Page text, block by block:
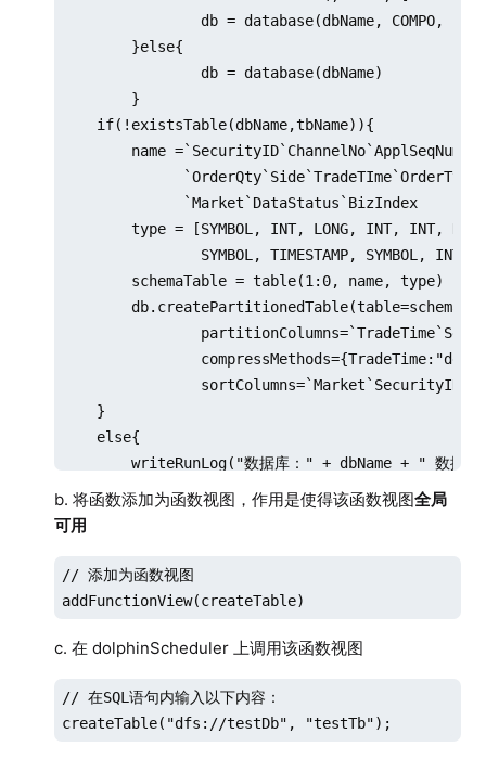
    if(!existsTable(dbName,tbName)){
name
              `Market`DataStatus`BizIndex
type = [SYMBOL, INT, LONG, INT, INT,
SYMBOL, TIMESTAMP, SYMBOL, INT,
        schemaTable = table(1:0, name, type)
    }
    else{
writeRunLog("数据库：" + dbName + " 数据
    }
}
b. 将函数添加为函数视图，作用是使得该函数视图全局
可用
// 添加为函数视图
addFunctionView(createTable)
c. 在 dolphinScheduler 上调用该函数视图
// 在SQL语句内输入以下内容：
createTable("dfs://testDb", "testTb");